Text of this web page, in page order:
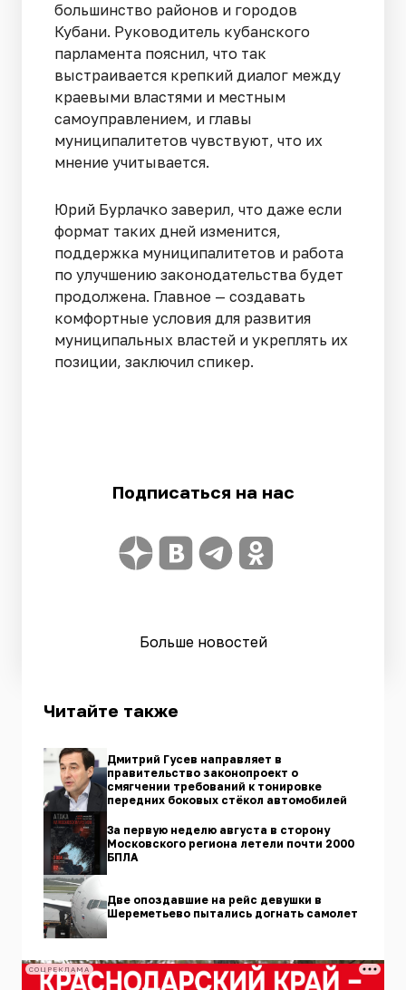
большинство районов и городов
Кубани. Руководитель кубанского
парламента пояснил, что так
выстраивается крепкий диалог между
краевыми властями и местным
самоуправлением, и главы
муниципалитетов чувствуют, что их
мнение учитывается.
Юрий Бурлачко заверил, что даже если
формат таких дней изменится,
поддержка муниципалитетов и работа
по улучшению законодательства будет
продолжена. Главное — создавать
комфортные условия для развития
муниципальных властей и укреплять их
позиции, заключил спикер.
Подписаться на нас
Больше новостей
Читайте также
Дмитрий Гусев направляет в
правительство законопроект о
смягчении требований к тонировке
передних боковых стёкол автомобилей
За первую неделю августа в сторону
Московского региона летели почти 2000
БПЛА
Две опоздавшие на рейс девушки в
Шереметьево пытались догнать самолет
СОЦРЕКЛАМА